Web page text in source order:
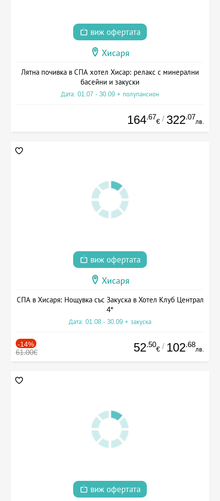
виж офертата
Хисаря
Лятна почивка в СПА хотел Хисар: релакс с минерални
басейни и закуски
Дата: 01.07 - 30.09 + полупансион
164.67
€ / 322.07
лв.
виж офертата
Хисаря
СПА в Хисаря: Нощувка със Закуска в Хотел Клуб Централ
4*
Дата: 01.08 - 30.09 + закуска
-14%
61.00€ 52.50
€ / 102.68
лв.
виж офертата